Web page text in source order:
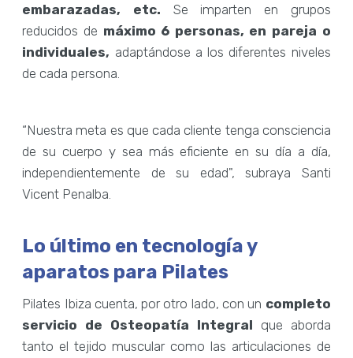
embarazadas, etc. Se imparten en grupos
reducidos de máximo 6 personas, en pareja o
individuales, adaptándose a los diferentes niveles
de cada persona.
“Nuestra meta es que cada cliente tenga consciencia
de su cuerpo y sea más eficiente en su día a día,
independientemente de su edad", subraya Santi
Vicent Penalba.
Lo último en tecnología y
aparatos para Pilates
Pilates Ibiza cuenta, por otro lado, con un completo
servicio de Osteopatía Integral que aborda
tanto el tejido muscular como las articulaciones de